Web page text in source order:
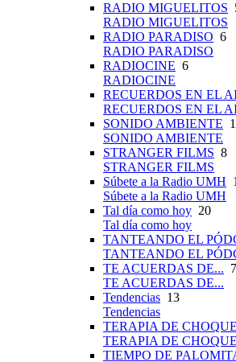
RADIO MIGUELITOS
RADIO MIGUELITOS
RADIO PARADISO 6
RADIO PARADISO
RADIOCINE 6
RADIOCINE
RECUERDOS EN EL
RECUERDOS EN EL
SONIDO AMBIENTE
SONIDO AMBIENTE
STRANGER FILMS 8
STRANGER FILMS
Súbete a la Radio UMH
Súbete a la Radio UMH
Tal día como hoy 20
Tal día como hoy
TANTEANDO EL
TANTEANDO EL
TE ACUERDAS DE... 7
TE ACUERDAS DE...
Tendencias 13
Tendencias
TERAPIA DE CHOQUE
TERAPIA DE CHOQUE
TIEMPO DE